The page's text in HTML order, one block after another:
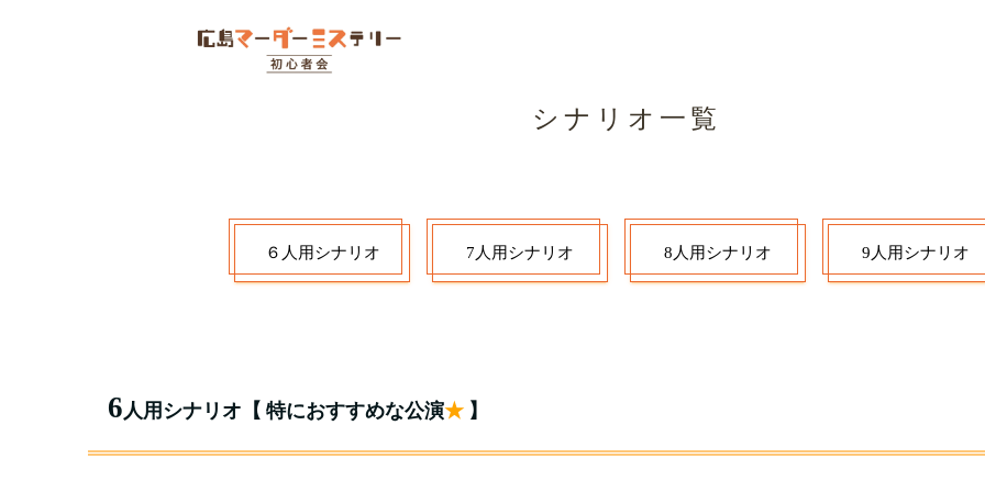
シナリオ一覧
６人用シナリオ 7人用シナリオ 8人用シナリオ 9人用シナリオ
6人用シナリオ 【 特におすすめな公演★ 】